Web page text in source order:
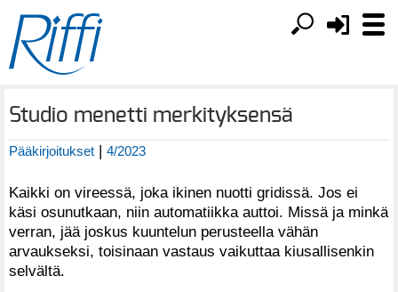
Studio menetti merkityksensä
Pääkirjoitukset | 4/2023
Kaikki on vireessä, joka ikinen nuotti gridissä. Jos ei
käsi osunutkaan, niin automatiikka auttoi. Missä ja minkä
verran, jää joskus kuuntelun perusteella vähän
arvaukseksi, toisinaan vastaus vaikuttaa kiusallisenkin
selvältä.